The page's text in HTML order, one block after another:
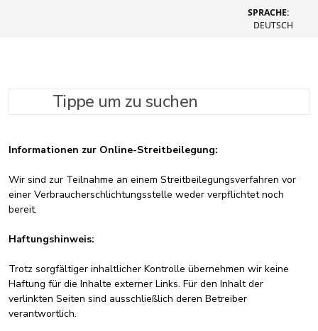
SPRACHE:
DEUTSCH
Tippe um zu suchen
Impressum
Informationen zur Online-Streitbeilegung:
Wir sind zur Teilnahme an einem Streitbeilegungsverfahren vor
einer Verbraucherschlichtungsstelle weder verpflichtet noch
bereit.
Haftungshinweis:
Trotz sorgfältiger inhaltlicher Kontrolle übernehmen wir keine
Haftung für die Inhalte externer Links. Für den Inhalt der
verlinkten Seiten sind ausschließlich deren Betreiber
verantwortlich.